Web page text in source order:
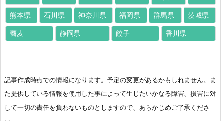
熊本県 石川県 神奈川県 福岡県 群馬県 茨城県
蕎麦 静岡県 餃子 香川県
記事作成時点での情報になります。予定の変更があるかもしれません。ま
た提供している情報を使用した事によって生じたいかなる障害、損害に対
して一切の責任を負わないものとしますので、あらかじめご了承くださ